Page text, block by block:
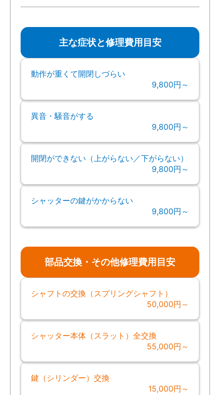
主な症状と修理費用目安
動作が重くて開閉しづらい
9,800円～
異音・騒音がする
9,800円～
開閉ができない（上がらない／下がらない）
9,800円～
シャッターの鍵がかからない
9,800円～
部品交換・その他修理費用目安
シャフトの交換（スプリングシャフト）
50,000円～
シャッター本体（スラット）全交換
55,000円～
鍵（シリンダー）交換
15,000円～